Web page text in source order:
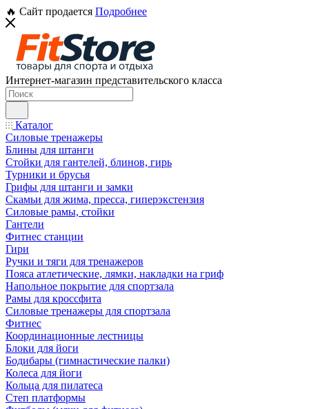
🔥 Сайт продается Подробнее
Интернет-магазин представительского класса
Каталог
Силовые тренажеры
Блины для штанги
Стойки для гантелей, блинов, гирь
Турники и брусья
Грифы для штанги и замки
Скамьи для жима, пресса, гиперэкстензия
Силовые рамы, стойки
Гантели
Фитнес станции
Гири
Ручки и тяги для тренажеров
Пояса атлетические, лямки, накладки на гриф
Напольное покрытие для спортзала
Рамы для кроссфита
Силовые тренажеры для спортзала
Фитнес
Координационные лестницы
Блоки для йоги
Бодибары (гимнастические палки)
Колеса для йоги
Кольца для пилатеса
Степ платформы